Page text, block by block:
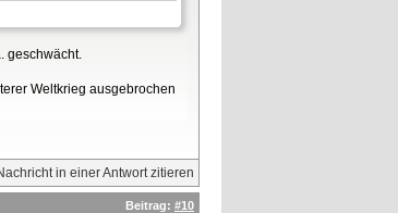
geschwächt.
Weltkrieg ausgebrochen
Beitrag: #10